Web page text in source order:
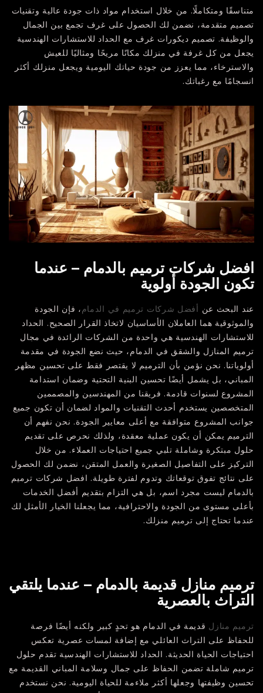
متناسقًا ومتكاملًا. من خلال استخدام مواد ذات جودة عالية وتقنيات
تصميم متقدمة، نضمن لك الحصول على غرف تجمع بين الجمال
والوظيفة. تصميم ديكورات غرف مع الحداد للاستشارات الهندسية
يجعل من كل غرفة في منزلك مكانًا مريحًا ومثاليًا للعيش
والاسترخاء، مما يعزز من جودة حياتك اليومية ويجعل منزلك أكثر
انسجامًا مع رغباتك.
افضل شركات ترميم بالدمام – عندما
تكون الجودة أولوية
عند البحث عن أفضل شركات ترميم في الدمام، فإن الجودة
والموثوقية هما العاملان الأساسيان لاتخاذ القرار الصحيح. الحداد
للاستشارات الهندسية هي واحدة من الشركات الرائدة في مجال
ترميم المنازل والشقق في الدمام، حيث نضع الجودة في مقدمة
أولوياتنا. نحن نؤمن بأن الترميم لا يقتصر فقط على تحسين مظهر
المباني، بل يشمل أيضًا تحسين البنية التحتية وضمان استدامة
المشروع لسنوات قادمة. فريقنا من المهندسين والمصممين
المتخصصين يستخدم أحدث التقنيات والمواد لضمان أن تكون جميع
جوانب المشروع متوافقة مع أعلى معايير الجودة. نحن نفهم أن
الترميم يمكن أن يكون عملية معقدة، ولذلك نحرص على تقديم
حلول مبتكرة وشاملة تلبي جميع احتياجات العملاء. من خلال
التركيز على التفاصيل الصغيرة والعمل المتقن، نضمن لك الحصول
على نتائج تفوق توقعاتك وتدوم لفترة طويلة. افضل شركات ترميم
بالدمام ليست مجرد اسم، بل هي التزام بتقديم أفضل الخدمات
بأعلى مستوى من الجودة والاحترافية، مما يجعلنا الخيار الأمثل لك
عندما تحتاج إلى ترميم منزلك.
ترميم منازل قديمة بالدمام – عندما يلتقي
التراث بالعصرية
ترميم منازل قديمة في الدمام هو تحدٍ كبير ولكنه أيضًا فرصة
للحفاظ على التراث العائلي مع إضافة لمسات عصرية تعكس
احتياجات الحياة الحديثة. الحداد للاستشارات الهندسية تقدم حلول
ترميم شاملة تضمن الحفاظ على جمال وسلامة المباني القديمة مع
تحسين وظيفتها وجعلها أكثر ملاءمة للحياة اليومية. نحن نستخدم